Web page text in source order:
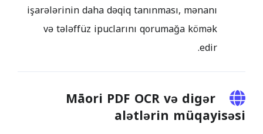
işarələrinin daha dəqiq tanınması, mənanı
və tələffüz ipuclarını qorumağa kömək
edir.
Māori PDF OCR və digər
alətlərin müqayisəsi